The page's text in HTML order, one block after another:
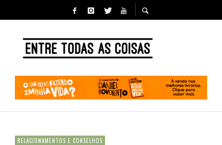
RELACIONAMENTOS E CONSELHOS